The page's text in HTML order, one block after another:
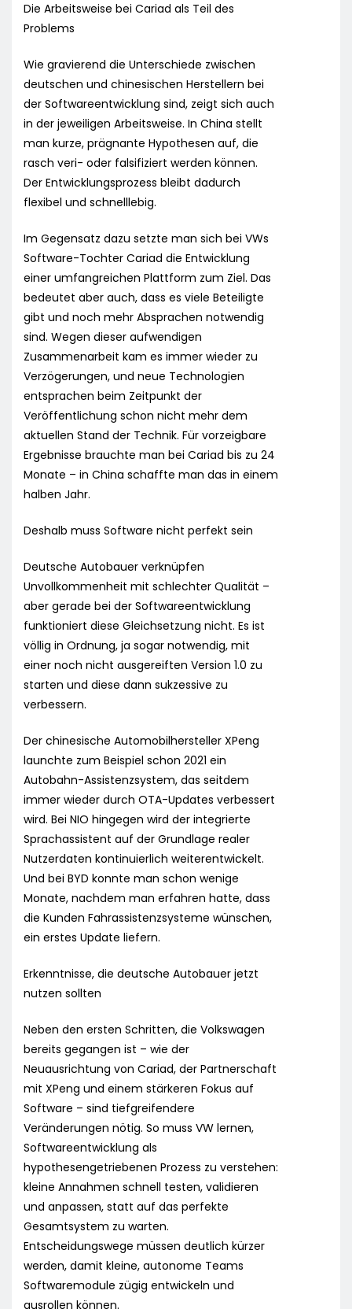
Die Arbeitsweise bei Cariad als Teil des
Problems
Wie gravierend die Unterschiede zwischen
deutschen und chinesischen Herstellern bei
der Softwareentwicklung sind, zeigt sich auch
in der jeweiligen Arbeitsweise. In China stellt
man kurze, prägnante Hypothesen auf, die
rasch veri- oder falsifiziert werden können.
Der Entwicklungsprozess bleibt dadurch
flexibel und schnelllebig.
Im Gegensatz dazu setzte man sich bei VWs
Software-Tochter Cariad die Entwicklung
einer umfangreichen Plattform zum Ziel. Das
bedeutet aber auch, dass es viele Beteiligte
gibt und noch mehr Absprachen notwendig
sind. Wegen dieser aufwendigen
Zusammenarbeit kam es immer wieder zu
Verzögerungen, und neue Technologien
entsprachen beim Zeitpunkt der
Veröffentlichung schon nicht mehr dem
aktuellen Stand der Technik. Für vorzeigbare
Ergebnisse brauchte man bei Cariad bis zu 24
Monate – in China schaffte man das in einem
halben Jahr.
Deshalb muss Software nicht perfekt sein
Deutsche Autobauer verknüpfen
Unvollkommenheit mit schlechter Qualität –
aber gerade bei der Softwareentwicklung
funktioniert diese Gleichsetzung nicht. Es ist
völlig in Ordnung, ja sogar notwendig, mit
einer noch nicht ausgereiften Version 1.0 zu
starten und diese dann sukzessive zu
verbessern.
Der chinesische Automobilhersteller XPeng
launchte zum Beispiel schon 2021 ein
Autobahn-Assistenzsystem, das seitdem
immer wieder durch OTA-Updates verbessert
wird. Bei NIO hingegen wird der integrierte
Sprachassistent auf der Grundlage realer
Nutzerdaten kontinuierlich weiterentwickelt.
Und bei BYD konnte man schon wenige
Monate, nachdem man erfahren hatte, dass
die Kunden Fahrassistenzsysteme wünschen,
ein erstes Update liefern.
Erkenntnisse, die deutsche Autobauer jetzt
nutzen sollten
Neben den ersten Schritten, die Volkswagen
bereits gegangen ist – wie der
Neuausrichtung von Cariad, der Partnerschaft
mit XPeng und einem stärkeren Fokus auf
Software – sind tiefgreifendere
Veränderungen nötig. So muss VW lernen,
Softwareentwicklung als
hypothesengetriebenen Prozess zu verstehen:
kleine Annahmen schnell testen, validieren
und anpassen, statt auf das perfekte
Gesamtsystem zu warten.
Entscheidungswege müssen deutlich kürzer
werden, damit kleine, autonome Teams
Softwaremodule zügig entwickeln und
ausrollen können.